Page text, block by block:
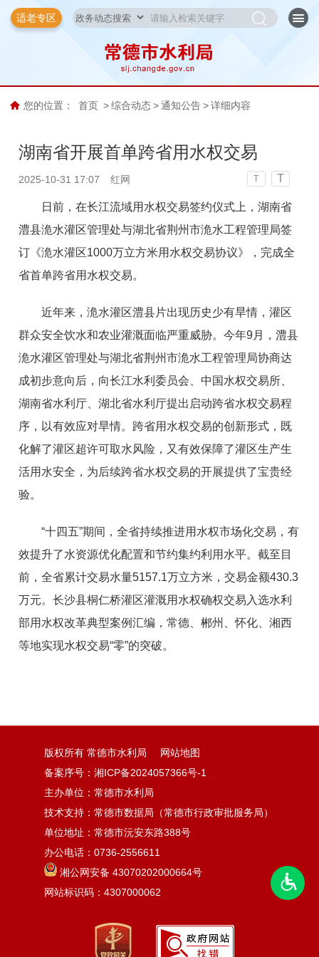
适老专区
您的位置： 首页 > 综合动态 > 通知公告 > 详细内容
湖南省开展首单跨省用水权交易
2025-10-31 17:07 红网 T T
日前，在长江流域用水权交易签约仪式上，湖南省
澧县洈水灌区管理处与湖北省荆州市洈水工程管理局签
订《洈水灌区1000万立方米用水权交易协议》，完成全
省首单跨省用水权交易。
近年来，洈水灌区澧县片出现历史少有旱情，灌区
群众安全饮水和农业灌溉面临严重威胁。今年9月，澧县
洈水灌区管理处与湖北省荆州市洈水工程管理局协商达
成初步意向后，向长江水利委员会、中国水权交易所、
湖南省水利厅、湖北省水利厅提出启动跨省水权交易程
序，以有效应对旱情。跨省用水权交易的创新形式，既
化解了灌区超许可取水风险，又有效保障了灌区生产生
活用水安全，为后续跨省水权交易的开展提供了宝贵经
验。
“十四五”期间，全省持续推进用水权市场化交易，有
效提升了水资源优化配置和节约集约利用水平。截至目
前，全省累计交易水量5157.1万立方米，交易金额430.3
万元。长沙县桐仁桥灌区灌溉用水权确权交易入选水利
部用水权改革典型案例汇编，常德、郴州、怀化、湘西
等地实现水权交易“零”的突破。
版权所有 常德市水利局
网站地图
备案序号：湘ICP备2024057366号-1
主办单位：常德市水利局
技术支持：常德市数据局（常德市行政审批服务局）
单位地址：常德市沅安东路388号
办公电话：0736-2556611
湘公网安备 43070202000664号
网站标识码：4307000062